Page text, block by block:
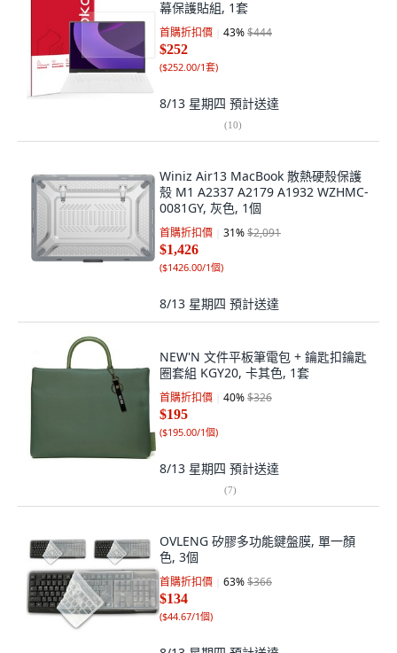
幕保護貼組, 1套
首購折扣價 43%$444
$252
($252.00/1套)
8/13 星期四 預計送達
(10)
Winiz Air13 MacBook 散熱硬殼保護
殼 M1 A2337 A2179 A1932 WZHMC-
0081GY, 灰色, 1個
首購折扣價 31%$2,091
$1,426
($1426.00/1個)
8/13 星期四 預計送達
NEW'N 文件平板筆電包 + 鑰匙扣鑰匙
圈套組 KGY20, 卡其色, 1套
首購折扣價 40%$326
$195
($195.00/1個)
8/13 星期四 預計送達
(7)
OVLENG 矽膠多功能鍵盤膜, 單一顏
色, 3個
首購折扣價 63%$366
$134
($44.67/1個)